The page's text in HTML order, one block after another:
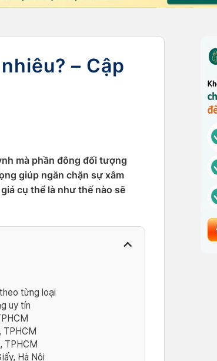
– Cập
mà phần đông đối tượng
giúp ngăn chặn sự xâm
cụ thể là như thế nào sẽ
từng loại
uy tín
TPHCM
TPHCM
Hà Nội